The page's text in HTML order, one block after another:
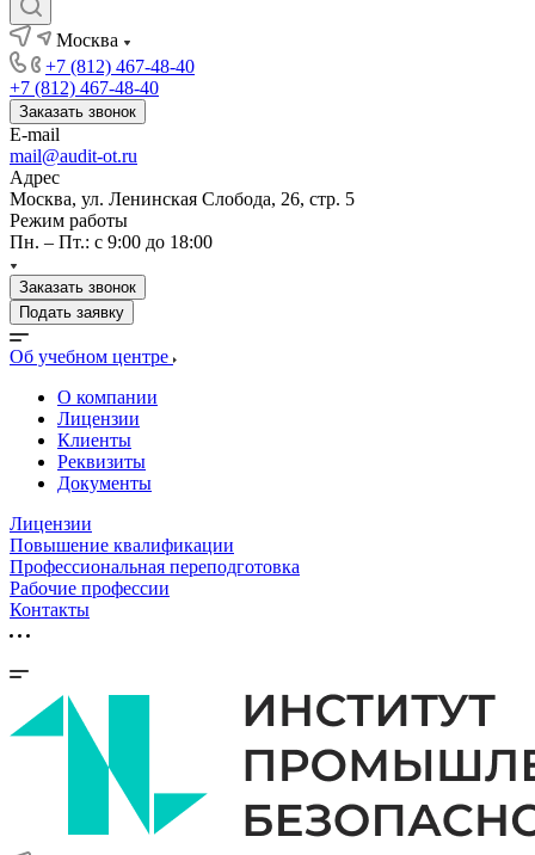
Москва
+7 (812) 467-48-40
+7 (812) 467-48-40
Заказать звонок
E-mail
mail@audit-ot.ru
Адрес
Москва, ул. Ленинская Слобода, 26, стр. 5
Режим работы
Пн. – Пт.: с 9:00 до 18:00
Заказать звонок
Подать заявку
Об учебном центре
О компании
Лицензии
Клиенты
Реквизиты
Документы
Лицензии
Повышение квалификации
Профессиональная переподготовка
Рабочие профессии
Контакты